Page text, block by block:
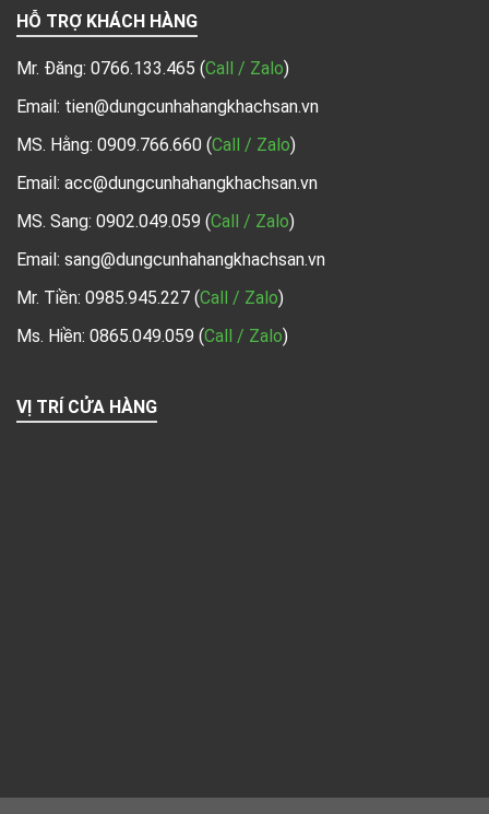
HỖ TRỢ KHÁCH HÀNG
Mr. Đăng: 0766.133.465 (Call / Zalo)
Email: tien@dungcunhahangkhachsan.vn
MS. Hằng: 0909.766.660 (Call / Zalo)
Email: acc@dungcunhahangkhachsan.vn
MS. Sang: 0902.049.059 (Call / Zalo)
Email: sang@dungcunhahangkhachsan.vn
Mr. Tiền: 0985.945.227 (Call / Zalo)
Ms. Hiền: 0865.049.059 (Call / Zalo)
VỊ TRÍ CỬA HÀNG